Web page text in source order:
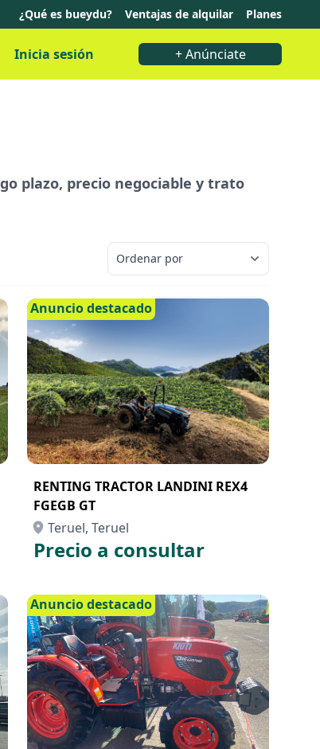
¿Qué es bueydu? Ventajas de alquilar Planes
Inicia sesión + Anúnciate
plazo, precio negociable y trato
Anuncio destacado
RENTING TRACTOR LANDINI REX4
FGEGB GT
Teruel, Teruel
Precio a consultar
Anuncio destacado